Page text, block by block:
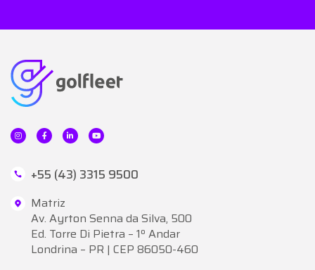
+55 (43) 3315 9500
Matriz
Av. Ayrton Senna da Silva, 500
Ed. Torre Di Pietra – 1º Andar
Londrina – PR | CEP 86050-460